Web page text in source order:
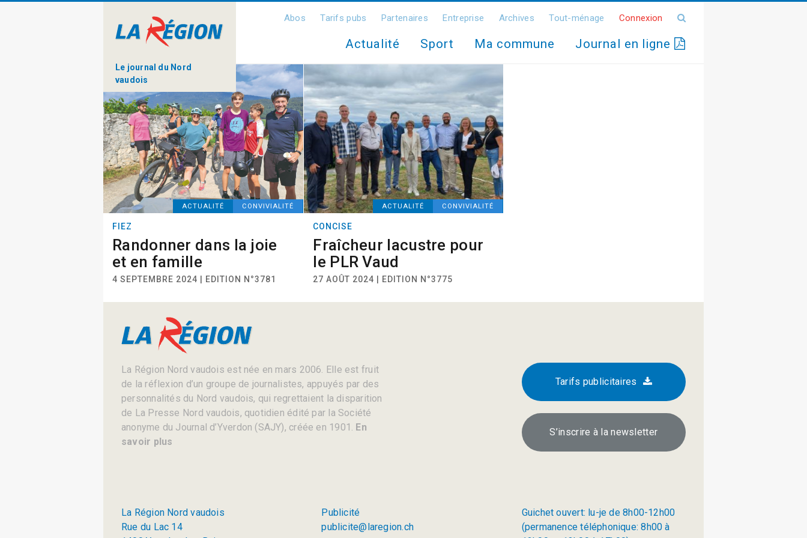
Le journal du Nord
vaudois
Abos Tarifs pubs Partenaires Entreprise Archives Tout-ménage Connexion
Actualité Sport Ma commune Journal en ligne
ACTUALITÉ CONVIVIALITÉ
FIEZ
Randonner dans la joie
et en famille
4 SEPTEMBRE 2024 | EDITION N°3781
ACTUALITÉ CONVIVIALITÉ
CONCISE
Fraîcheur lacustre pour
le PLR Vaud
27 AOÛT 2024 | EDITION N°3775
La Région Nord vaudois est née en mars 2006. Elle est fruit
de la réflexion d’un groupe de journalistes, appuyés par des
personnalités du Nord vaudois, qui regrettaient la disparition
de La Presse Nord vaudois, quotidien édité par la Société
anonyme du Journal d’Yverdon (SAJY), créée en 1901. En
savoir plus
Tarifs publicitaires
S’inscrire à la newsletter
La Région Nord vaudois
Rue du Lac 14
Publicité
publicite@laregion.ch
Guichet ouvert: lu-je de 8h00-12h00
(permanence téléphonique: 8h00 à